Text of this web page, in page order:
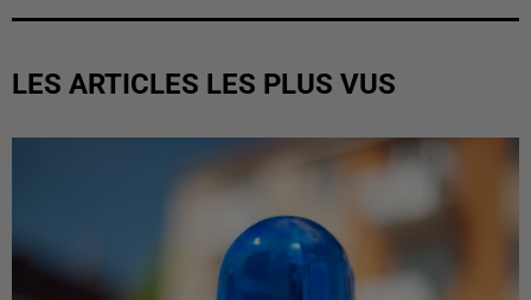
LES ARTICLES LES PLUS VUS